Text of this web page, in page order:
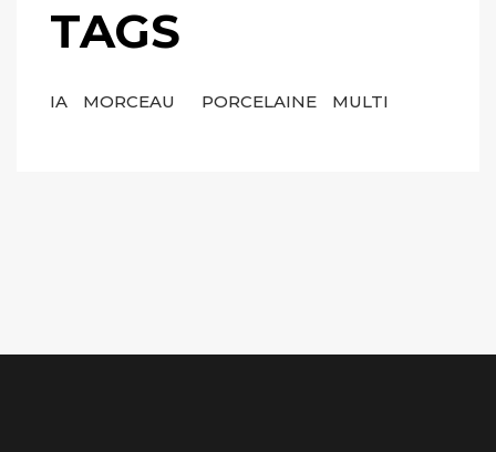
TAGS
IA MORCEAU PORCELAINE MULTI